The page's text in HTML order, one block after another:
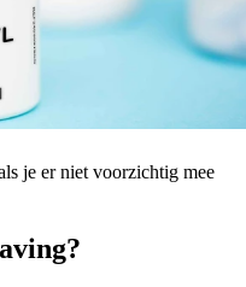
je er niet voorzichtig mee